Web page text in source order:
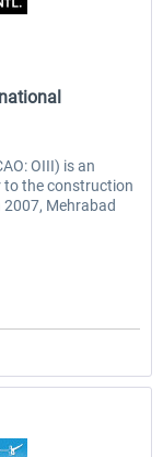
36,29 € *
OIII) is an
to the construction
Mehrabad